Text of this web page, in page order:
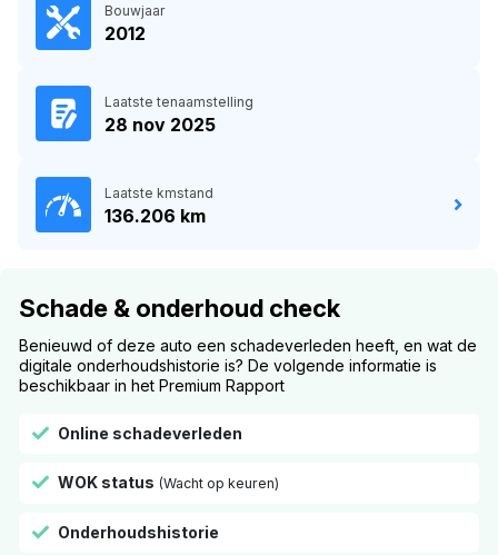
Bouwjaar
2012
Laatste tenaamstelling
28 nov 2025
Laatste kmstand
136.206 km
Schade & onderhoud check
Benieuwd of deze auto een schadeverleden heeft, en wat de
digitale onderhoudshistorie is? De volgende informatie is
beschikbaar in het Premium Rapport
Online schadeverleden
WOK status (Wacht op keuren)
Onderhoudshistorie